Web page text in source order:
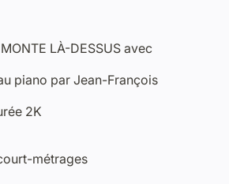
LÀ-DESSUS avec
piano par Jean-François
2K
métrages